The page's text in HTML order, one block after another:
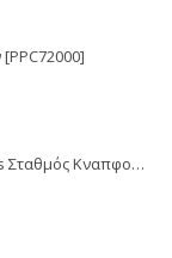
Fisher-Price Thomas And Friends Σταθμός Κναπφορντ GHK74